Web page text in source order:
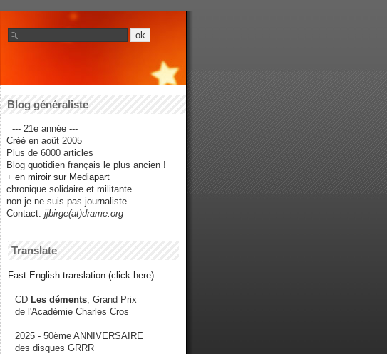
Blog généraliste
--- 21e année ---
Créé en août 2005
Plus de 6000 articles
Blog quotidien français le plus ancien !
+ en miroir sur Mediapart
chronique solidaire et militante
non je ne suis pas journaliste
Contact: jjbirge(at)drame.org
Translate
Fast English translation (click here)
CD Les déments , Grand Prix
de l'Académie Charles Cros
2025 - 50ème ANNIVERSAIRE
des disques GRRR